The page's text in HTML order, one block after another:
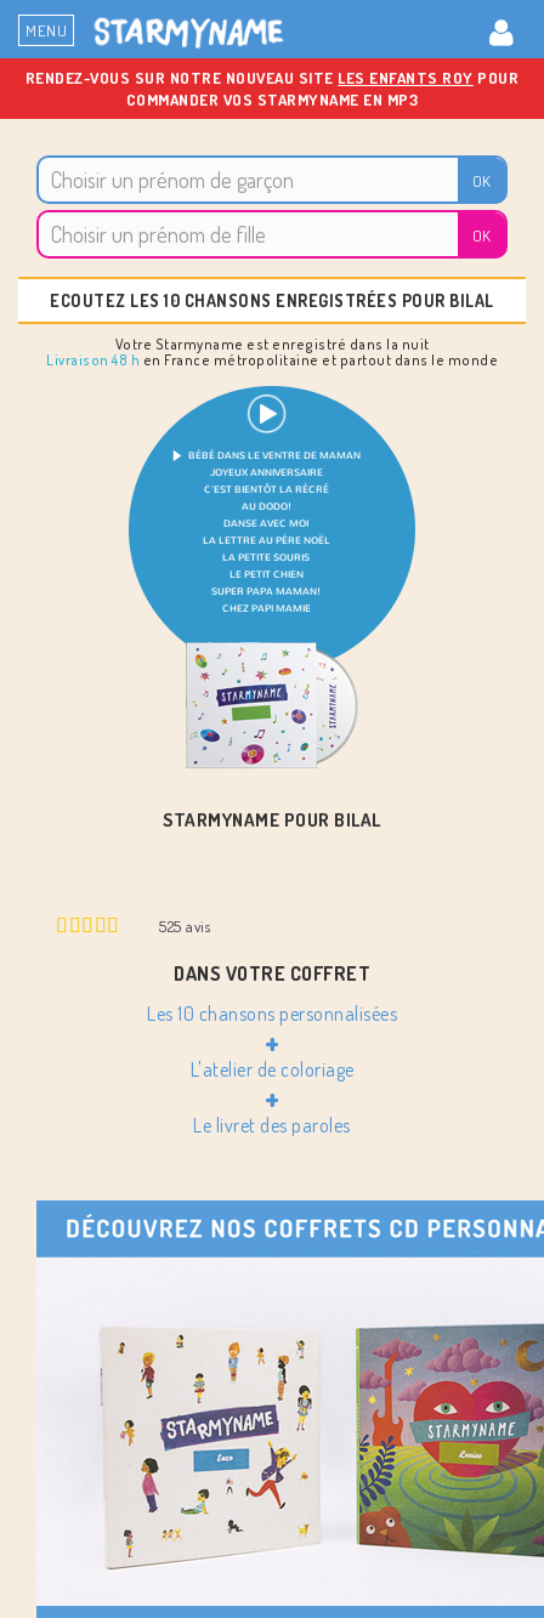
MENU
RENDEZ-VOUS SUR NOTRE NOUVEAU SITE LES ENFANTS ROY POUR
COMMANDER VOS STARMYNAME EN MP3
ECOUTEZ LES 10 CHANSONS ENREGISTRÉES POUR BILAL
Votre Starmyname est enregistré dans la nuit
Livraison 48 h en France métropolitaine et partout dans le monde
STARMYNAME POUR BILAL
525avis
DANS VOTRE COFFRET
Les 10 chansons personnalisées
+
L'atelier de coloriage
+
Le livret des paroles